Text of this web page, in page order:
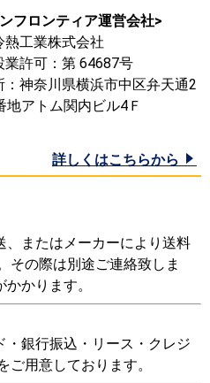
フロンティア運営会社>
熱工業株式会社
業許可：第 64687号
：神奈川県横浜市中区弁天通2
地アトム関内ビル4Ｆ
詳しくはこちらから
、またはメーカーにより送料
その際は別途ご連絡致しま
かります。
・銀行振込・リース・クレジ
ご用意しております。